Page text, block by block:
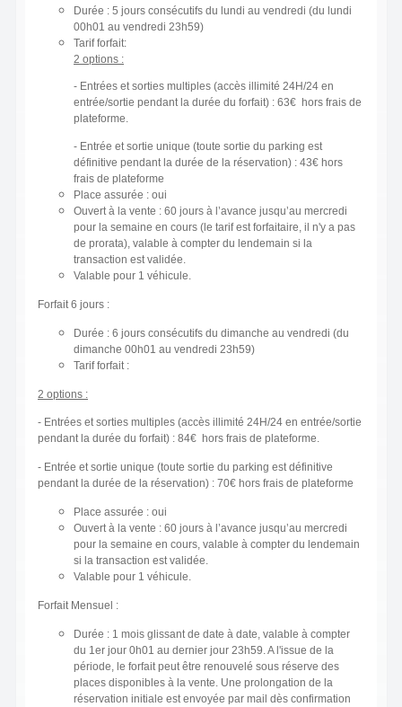
Durée : 5 jours consécutifs du lundi au vendredi (du lundi
00h01 au vendredi 23h59)
Tarif forfait:
2 options :
- Entrées et sorties multiples (accès illimité 24H/24 en
entrée/sortie pendant la durée du forfait) : 63€ hors frais de
plateforme.
- Entrée et sortie unique (toute sortie du parking est
définitive pendant la durée de la réservation) : 43€ hors
frais de plateforme
Place assurée : oui
Ouvert à la vente : 60 jours à l’avance jusqu’au mercredi
pour la semaine en cours (le tarif est forfaitaire, il n'y a pas
de prorata), valable à compter du lendemain si la
transaction est validée.
Valable pour 1 véhicule.
Forfait 6 jours :
Durée : 6 jours consécutifs du dimanche au vendredi (du
dimanche 00h01 au vendredi 23h59)
Tarif forfait :
2 options :
- Entrées et sorties multiples (accès illimité 24H/24 en entrée/sortie
pendant la durée du forfait) : 84€ hors frais de plateforme.
- Entrée et sortie unique (toute sortie du parking est définitive
pendant la durée de la réservation) : 70€ hors frais de plateforme
Place assurée : oui
Ouvert à la vente : 60 jours à l’avance jusqu’au mercredi
pour la semaine en cours, valable à compter du lendemain
si la transaction est validée.
Valable pour 1 véhicule.
Forfait Mensuel :
Durée : 1 mois glissant de date à date, valable à compter
du 1er jour 0h01 au dernier jour 23h59. A l'issue de la
période, le forfait peut être renouvelé sous réserve des
places disponibles à la vente. Une prolongation de la
réservation initiale est envoyée par mail dès confirmation